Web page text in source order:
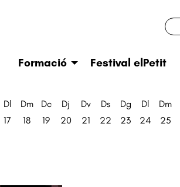
Formació Festival elPetit
Dl
17
Dm
18
Dc
19
Dj
20
Dv
21
Ds
22
Dg
23
Dl
24
Dm
25